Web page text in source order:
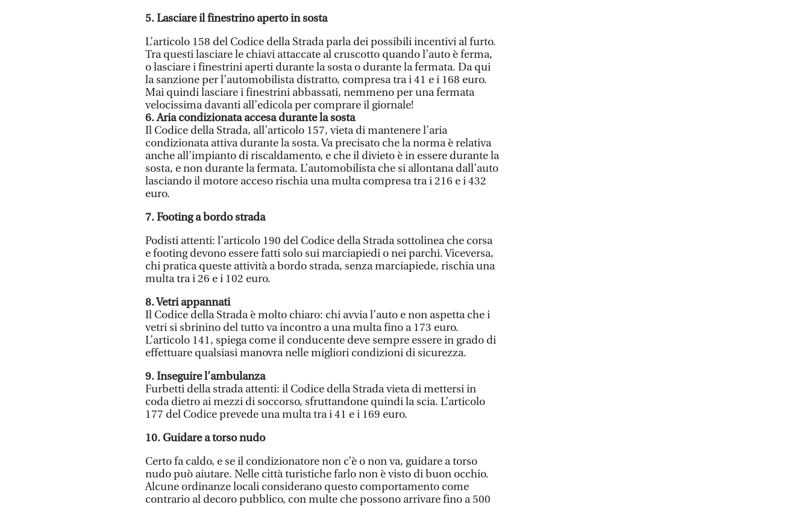
5. Lasciare il finestrino aperto in sosta
L’articolo 158 del Codice della Strada parla dei possibili incentivi al furto.
Tra questi lasciare le chiavi attaccate al cruscotto quando l’auto è ferma,
o lasciare i finestrini aperti durante la sosta o durante la fermata. Da qui
la sanzione per l’automobilista distratto, compresa tra i 41 e i 168 euro.
Mai quindi lasciare i finestrini abbassati, nemmeno per una fermata
velocissima davanti all’edicola per comprare il giornale!
6. Aria condizionata accesa durante la sosta
Il Codice della Strada, all’articolo 157, vieta di mantenere l’aria
condizionata attiva durante la sosta. Va precisato che la norma è relativa
anche all’impianto di riscaldamento, e che il divieto è in essere durante la
sosta, e non durante la fermata. L’automobilista che si allontana dall’auto
lasciando il motore acceso rischia una multa compresa tra i 216 e i 432
euro.
7. Footing a bordo strada
Podisti attenti: l’articolo 190 del Codice della Strada sottolinea che corsa
e footing devono essere fatti solo sui marciapiedi o nei parchi. Viceversa,
chi pratica queste attività a bordo strada, senza marciapiede, rischia una
multa tra i 26 e i 102 euro.
8. Vetri appannati
Il Codice della Strada è molto chiaro: chi avvia l’auto e non aspetta che i
vetri si sbrinino del tutto va incontro a una multa fino a 173 euro.
L’articolo 141, spiega come il conducente deve sempre essere in grado di
effettuare qualsiasi manovra nelle migliori condizioni di sicurezza.
9. Inseguire l’ambulanza
Furbetti della strada attenti: il Codice della Strada vieta di mettersi in
coda dietro ai mezzi di soccorso, sfruttandone quindi la scia. L’articolo
177 del Codice prevede una multa tra i 41 e i 169 euro.
10. Guidare a torso nudo
Certo fa caldo, e se il condizionatore non c’è o non va, guidare a torso
nudo può aiutare. Nelle città turistiche farlo non è visto di buon occhio.
Alcune ordinanze locali considerano questo comportamento come
contrario al decoro pubblico, con multe che possono arrivare fino a 500